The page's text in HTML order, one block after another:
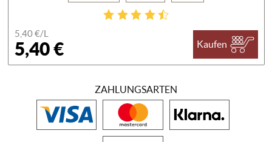
5,40 €/L
5,40 € Kaufen
ZAHLUNGSARTEN